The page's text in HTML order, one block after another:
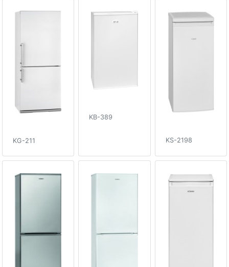
KG-211
KB-389
KS-2198